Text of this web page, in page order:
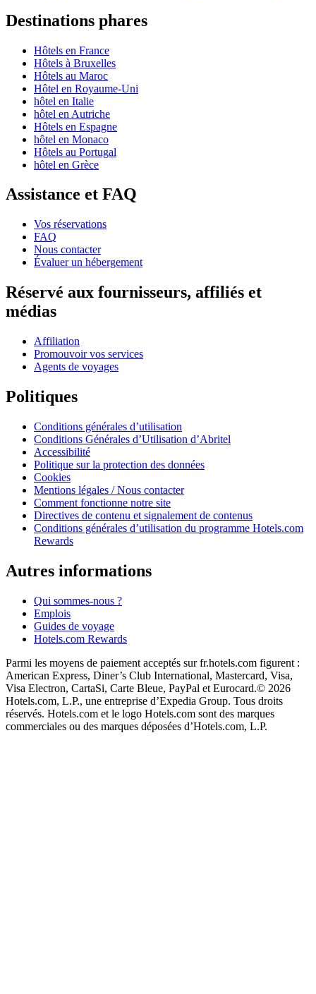
Destinations phares
Hôtels en France
Hôtels à Bruxelles
Hôtels au Maroc
Hôtel en Royaume-Uni
hôtel en Italie
hôtel en Autriche
Hôtels en Espagne
hôtel en Monaco
Hôtels au Portugal
hôtel en Grèce
Assistance et FAQ
Vos réservations
FAQ
Nous contacter
Évaluer un hébergement
Réservé aux fournisseurs, affiliés et
médias
Affiliation
Promouvoir vos services
Agents de voyages
Politiques
Conditions générales d’utilisation
Conditions Générales d’Utilisation d’Abritel
Accessibilité
Politique sur la protection des données
Cookies
Mentions légales / Nous contacter
Comment fonctionne notre site
Directives de contenu et signalement de contenus
Conditions générales d’utilisation du programme Hotels.com
Rewards
Autres informations
Qui sommes-nous ?
Emplois
Guides de voyage
Hotels.com Rewards
Parmi les moyens de paiement acceptés sur fr.hotels.com figurent :
American Express, Diner’s Club International, Mastercard, Visa,
Visa Electron, CartaSi, Carte Bleue, PayPal et Eurocard.© 2026
Hotels.com, L.P., une entreprise d’Expedia Group. Tous droits
réservés. Hotels.com et le logo Hotels.com sont des marques
commerciales ou des marques déposées d’Hotels.com, L.P.